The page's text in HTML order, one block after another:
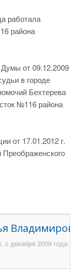
работала
района
от 09.12.2009
в городе
Бехтерева
№116 района
от 17.01.2012 г.
с декабря 2009 года